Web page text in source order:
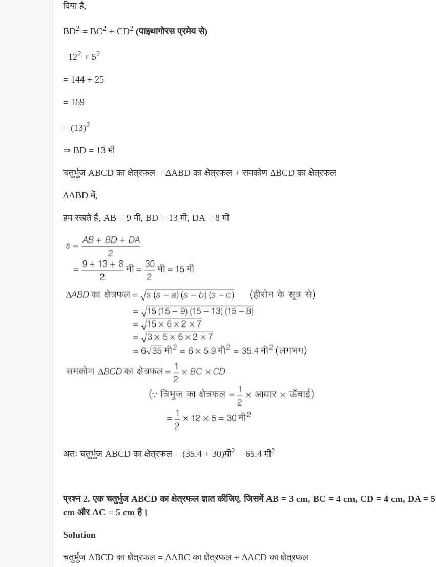
दिया है,
BD2 = BC2 + CD2 (पाइथागोरस प्रमेय से)
=122 + 52
= 144 + 25
= 169
= (13)2
⇒ BD = 13 मी
चतुर्भुज ABCD का क्षेत्रफल = ∆ABD का क्षेत्रफल + समकोण ∆BCD का क्षेत्रफल
∆ABD में,
हम रखते हैं, AB = 9 मी, BD = 13 मी, DA = 8 मी
अतः चतुर्भुज ABCD का क्षेत्रफल = (35.4 + 30)मी2 = 65.4 मी2
प्रश्न 2.एक चतुर्भुज ABCD का क्षेत्रफल ज्ञात कीजिए, जिसमें AB = 3 cm, BC = 4 cm, CD = 4 cm, DA = 5
cm और AC = 5 cm है।
Solution
चतुर्भुज ABCD का क्षेत्रफल = ∆ABC का क्षेत्रफल + ∆ACD का क्षेत्रफल